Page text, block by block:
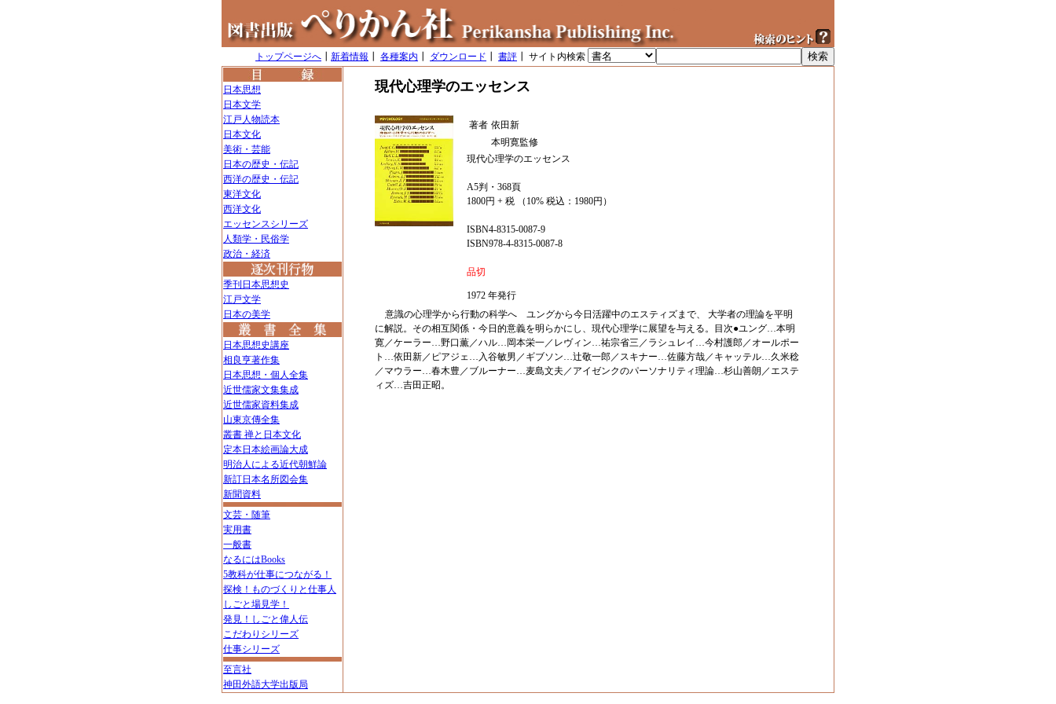
トップページへ 新着情報 各種案内 ダウンロード 書評 ┃ サイト内検索
日本思想
日本文学
江戸人物読本
日本文化
美術・芸能
日本の歴史・伝記
西洋の歴史・伝記
東洋文化
西洋文化
エッセンスシリーズ
人類学・民俗学
政治・経済
季刊日本思想史
江戸文学
日本の美学
日本思想史講座
相良亨著作集
日本思想・個人全集
近世儒家文集集成
近世儒家資料集成
山東京傳全集
叢書 禅と日本文化
定本日本絵画論大成
明治人による近代朝鮮論
新訂日本名所図会集
新聞資料
文芸・随筆
実用書
一般書
なるにはBooks
5教科が仕事につながる！
探検！ものづくりと仕事人
しごと場見学！
発見！しごと偉人伝
こだわりシリーズ
仕事シリーズ
至言社
神田外語大学出版局
現代心理学のエッセンス
著者 依田新
本明寛監修
現代心理学のエッセンス
A5判・368頁
1800円 + 税 （10% 税込：1980円）
ISBN4-8315-0087-9
ISBN978-4-8315-0087-8
品切
1972 年発行
意識の心理学から行動の科学へ ユングから今日活躍中のエスティズまで、 大学者の理論を平明
に解説。その相互関係・今日的意義を明らかにし、現代心理学に展望を与える。目次●ユング…本明
寛／ケーラー…野口薫／ハル…岡本栄一／レヴィン…祐宗省三／ラシュレイ…今村護郎／オールポー
ト…依田新／ピアジェ…入谷敏男／ギブソン…辻敬一郎／スキナー…佐藤方哉／キャッテル…久米稔
／マウラー…春木豊／ブルーナー…麦島文夫／アイゼンクのパーソナリティ理論…杉山善朗／エステ
ィズ…吉田正昭。